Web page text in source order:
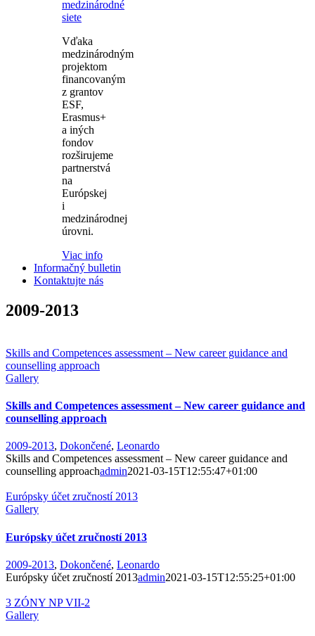
medzinárodné
siete
Vďaka
medzinárodným
projektom
financovaným
z grantov
ESF,
Erasmus+
a iných
fondov
rozširujeme
partnerstvá
na
Európskej
i
medzinárodnej
úrovni.
Viac info
Informačný bulletin
Kontaktujte nás
2009-2013
Skills and Competences assessment – New career guidance and
counselling approach
Gallery
Skills and Competences assessment – New career guidance and
counselling approach
2009-2013, Dokončené, Leonardo
Skills and Competences assessment – New career guidance and
counselling approachadmin2021-03-15T12:55:47+01:00
Európsky účet zručností 2013
Gallery
Európsky účet zručností 2013
2009-2013, Dokončené, Leonardo
Európsky účet zručností 2013admin2021-03-15T12:55:25+01:00
3 ZÓNY NP VII-2
Gallery